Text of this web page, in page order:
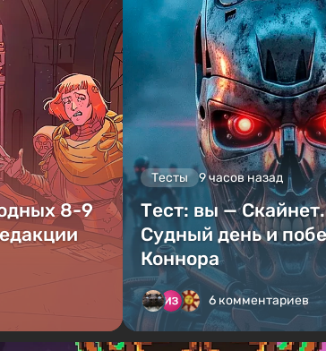
8-9
Тесты 9 часов назад
Тест: вы —
Судный день и
Коннора
6 комментариев